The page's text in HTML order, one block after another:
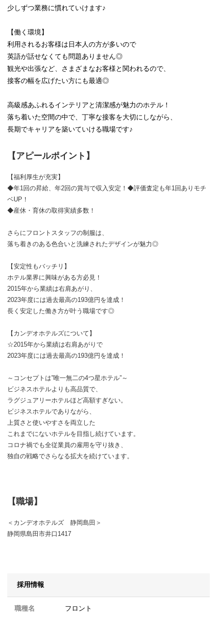
少しずつ業務に慣れていけます♪
【働く環境】
利用されるお客様は日本人の方が多いので
英語が話せなくても問題ありません◎
観光や出張など、さまざまなお客様と関われるので、
接客の幅を広げたい方にも最適◎
高級感あふれるインテリアと清潔感が魅力のホテル！
落ち着いた空間の中で、丁寧な接客を大切にしながら、
長期でキャリアを築いていける職場です♪
【アピールポイント】
【福利厚生が充実】
◆年1回の昇給、年2回の賞与で収入安定！◆評価査定も年1回ありモチ
ベUP！
◆産休・育休の取得実績多数！
さらにフロントスタッフの制服は、
落ち着きのある色合いと洗練されたデザインが魅力◎
【安定性もバッチリ】
ホテル業界に興味がある方必見！
2015年から業績は右肩あがり、
2023年度には過去最高の193億円を達成！
長く安定した働き方が叶う職場です◎
【カンデオホテルズについて】
☆2015年から業績は右肩あがりで
2023年度には過去最高の193億円を達成！
～コンセプトは”唯一無二の4つ星ホテル”～
ビジネスホテルよりも高品質で、
ラグジュアリーホテルほど高額すぎない。
ビジネスホテルでありながら、
上質さと使いやすさを両立した
これまでにないホテルを目指し続けています。
コロナ禍でも全従業員の雇用を守り抜き、
独自の戦略でさらなる拡大を続けています。
【職場】
＜カンデオホテルズ 静岡島田＞
静岡県島田市井口1417
採用情報
職種名 フロント